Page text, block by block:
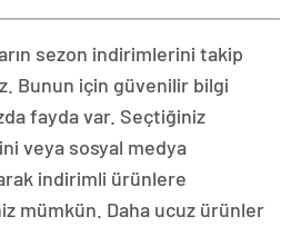
sezon indirimlerini takip
Bunun için güvenilir bilgi
fayda var. Seçtiğiniz
veya sosyal medya
indirimli ürünlere
mümkün. Daha ucuz ürünler